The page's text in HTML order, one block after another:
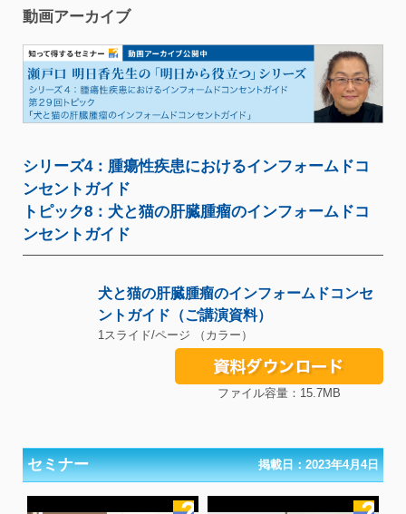
動画アーカイブ
シリーズ4：腫瘍性疾患におけるインフォームドコ
ンセントガイド
トピック8：犬と猫の肝臓腫瘤のインフォームドコ
ンセントガイド
犬と猫の肝臓腫瘤のインフォームドコンセ
ントガイド（ご講演資料）
1スライド/ページ （カラー）
ファイル容量：15.7MB
セミナー 掲載日：2023年4月4日